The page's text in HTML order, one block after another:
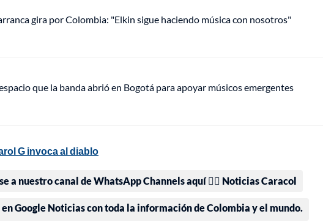
gira por Colombia: "Elkin sigue haciendo música con nosotros"
que la banda abrió en Bogotá para apoyar músicos emergentes
G invoca al diablo
a nuestro canal de WhatsApp Channels aquí 👉🏻 Noticias Caracol
Google Noticias con toda la información de Colombia y el mundo.